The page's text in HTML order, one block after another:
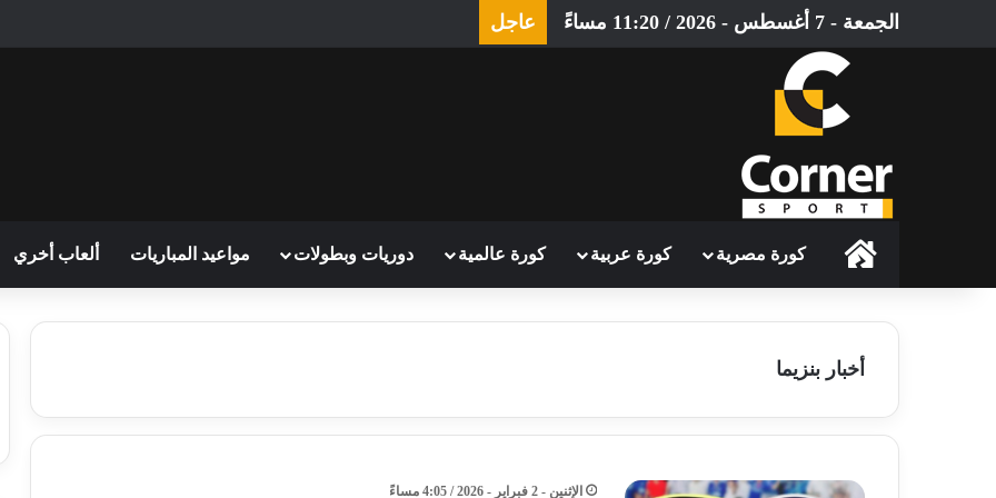
الجمعة - 7 أغسطس - 2026 / 11:20 مساءً عاجل
الرئيسيةكورة مصرية كورة عربية كورة عالمية دوريات وبطولات مواعيد المباريات ألعاب أخري
أخبار بنزيما
الإثنين - 2 فبراير - 2026 / 4:05 مساءً